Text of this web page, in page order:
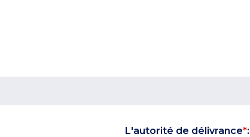
L'autorité de délivrance*